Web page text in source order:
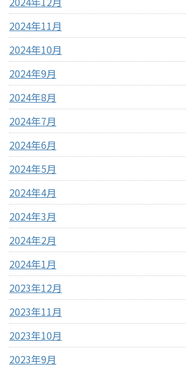
2024年11月
2024年10月
2024年9月
2024年8月
2024年7月
2024年6月
2024年5月
2024年4月
2024年3月
2024年2月
2024年1月
2023年12月
2023年11月
2023年10月
2023年9月